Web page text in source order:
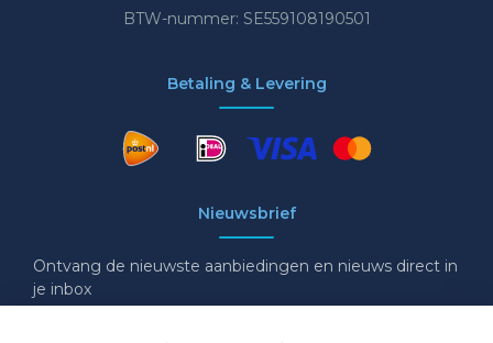
BTW-nummer: SE559108190501
Betaling & Levering
Nieuwsbrief
Ontvang de nieuwste aanbiedingen en nieuws direct in
je inbox